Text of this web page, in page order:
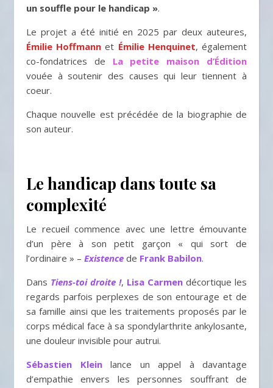
un souffle pour le handicap ».
Le projet a été initié en 2025 par deux auteures,
Émilie Hoffmann et Émilie Henquinet, également
co-fondatrices de La petite maison d’Édition
vouée à soutenir des causes qui leur tiennent à
coeur.
Chaque nouvelle est précédée de la biographie de
son auteur.
Le handicap dans toute sa
complexité
Le recueil commence avec une lettre émouvante
d’un père à son petit garçon « qui sort de
l’ordinaire » – Existence de Frank Babilon.
Dans Tiens-toi droite !, Lisa Carmen décortique les
regards parfois perplexes de son entourage et de
sa famille ainsi que les traitements proposés par le
corps médical face à sa spondylarthrite ankylosante,
une douleur invisible pour autrui.
Sébastien Kleinlance un appel à davantage
d’empathie envers les personnes souffrant de